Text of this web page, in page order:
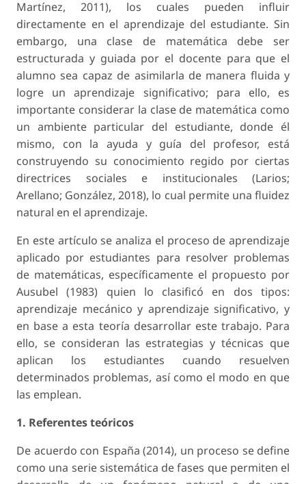
Martínez, 2011), los cuales pueden influir
directamente en el aprendizaje del estudiante. Sin
embargo, una clase de matemática debe ser
estructurada y guiada por el docente para que el
alumno sea capaz de asimilarla de manera fluida y
logre un aprendizaje significativo; para ello, es
importante considerar la clase de matemática como
un ambiente particular del estudiante, donde él
mismo, con la ayuda y guía del profesor, está
construyendo su conocimiento regido por ciertas
directrices sociales e institucionales (Larios;
Arellano; González, 2018), lo cual permite una fluidez
natural en el aprendizaje.
En este artículo se analiza el proceso de aprendizaje
aplicado por estudiantes para resolver problemas
de matemáticas, específicamente el propuesto por
Ausubel (1983) quien lo clasificó en dos tipos:
aprendizaje mecánico y aprendizaje significativo, y
en base a esta teoría desarrollar este trabajo. Para
ello, se consideran las estrategias y técnicas que
aplican los estudiantes cuando resuelven
determinados problemas, así como el modo en que
las emplean.
1. Referentes teóricos
De acuerdo con España (2014), un proceso se define
como una serie sistemática de fases que permiten el